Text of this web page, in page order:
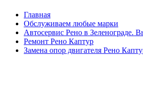
Главная
Обслуживаем любые марки
Автосервис Рено в Зеленограде.
Ремонт Рено Каптур
Замена опор двигателя Рено